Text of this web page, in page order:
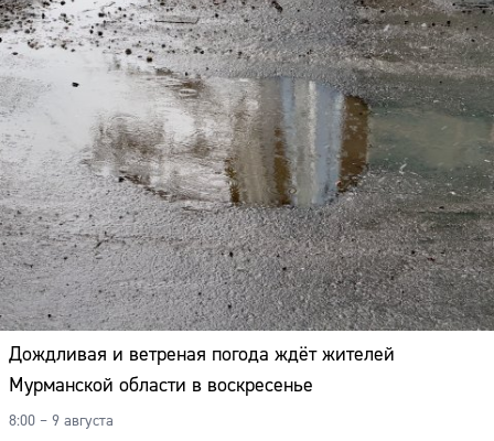
Дождливая и ветреная погода ждёт жителей
Мурманской области в воскресенье
8:00 – 9 августа